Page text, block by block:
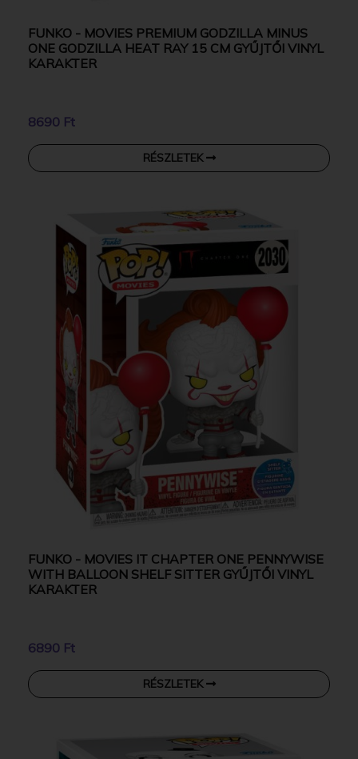
FUNKO - MOVIES PREMIUM GODZILLA MINUS
ONE GODZILLA HEAT RAY 15 CM GYŰJTŐI VINYL
KARAKTER
8690 Ft
RÉSZLETEK
FUNKO - MOVIES IT CHAPTER ONE PENNYWISE
WITH BALLOON SHELF SITTER GYŰJTŐI VINYL
KARAKTER
6890 Ft
RÉSZLETEK